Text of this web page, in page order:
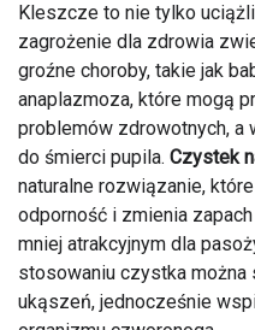
Kleszcze to nie tylko
zagrożenie dla zdrowia
groźne choroby, takie jak
anaplazmoza, które mogą
problemów zdrowotnych, a
do śmierci pupila. Czystek
naturalne rozwiązanie,
odporność i zmienia
mniej atrakcyjnym dla
stosowaniu czystka
ukąszeń, jednocześnie